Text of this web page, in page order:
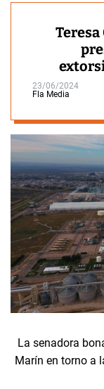
Teresa
23/06/2024
Fla Media
La senadora
Marín en torno a